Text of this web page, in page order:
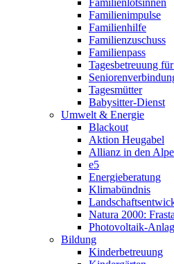
Familienlotsinnen
Familienimpulse
Familienhilfe
Familienzuschuss
Familienpass
Tagesbetreuung
Tagesmütter
Babysitter-Dienst
Umwelt & Energie
Blackout
Aktion Heugabel
Allianz in den
e5
Energieberatung
Klimabündnis
Natura 2000:
Photovoltaik-
Bildung
Kinderbetreuung